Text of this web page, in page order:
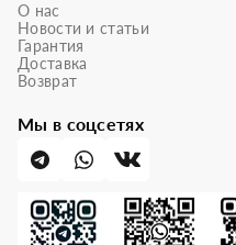
О нас
Новости и статьи
Гарантия
Доставка
Возврат
Мы в соцсетях